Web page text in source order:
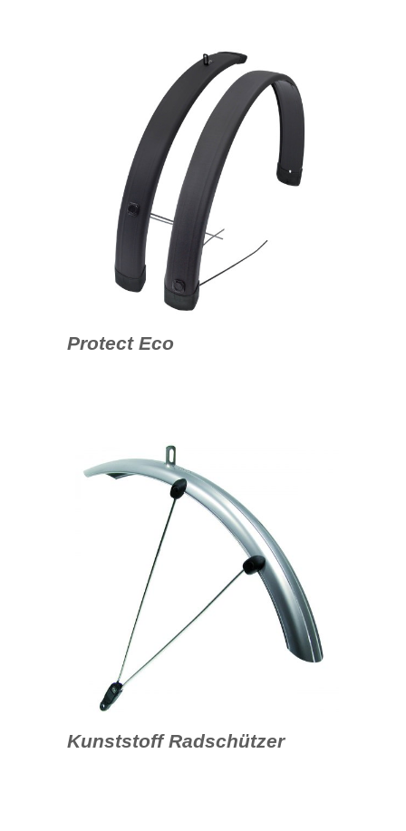
Protect Eco
Kunststoff Radschützer